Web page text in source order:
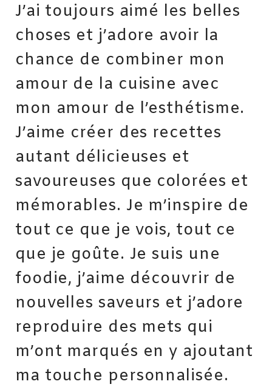
J’ai toujours aimé les belles
choses et j’adore avoir la
chance de combiner mon
amour de la cuisine avec
mon amour de l’esthétisme.
J’aime créer des recettes
autant délicieuses et
savoureuses que colorées et
mémorables. Je m’inspire de
tout ce que je vois, tout ce
que je goûte. Je suis une
foodie, j’aime découvrir de
nouvelles saveurs et j’adore
reproduire des mets qui
m’ont marqués en y ajoutant
ma touche personnalisée.